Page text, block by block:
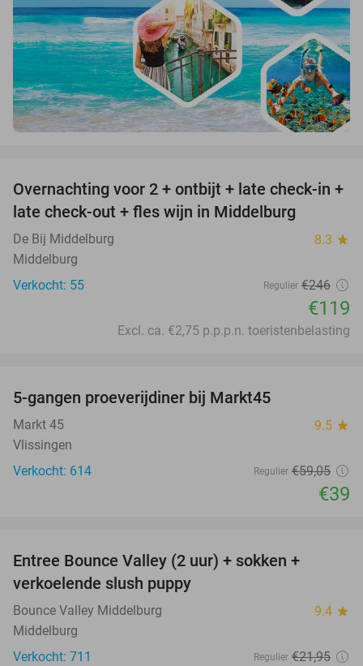
52%
Overnachting voor 2 + ontbijt + late check-in +
late check-out + fles wijn in Middelburg
De Bij Middelburg 8.3 star
Middelburg
Verkocht: 55
Regulier €246
€119
Excl. ca. €2,75 p.p.p.n. toeristenbelasting
5-gangen proeverijdiner bij Markt45
Markt 45 9.5 star
Vlissingen
Verkocht: 614
Regulier €59,05
€39
Entree Bounce Valley (2 uur) + sokken +
verkoelende slush puppy
Bounce Valley Middelburg 9.4 star
Middelburg
Verkocht: 711
Regulier €21,95